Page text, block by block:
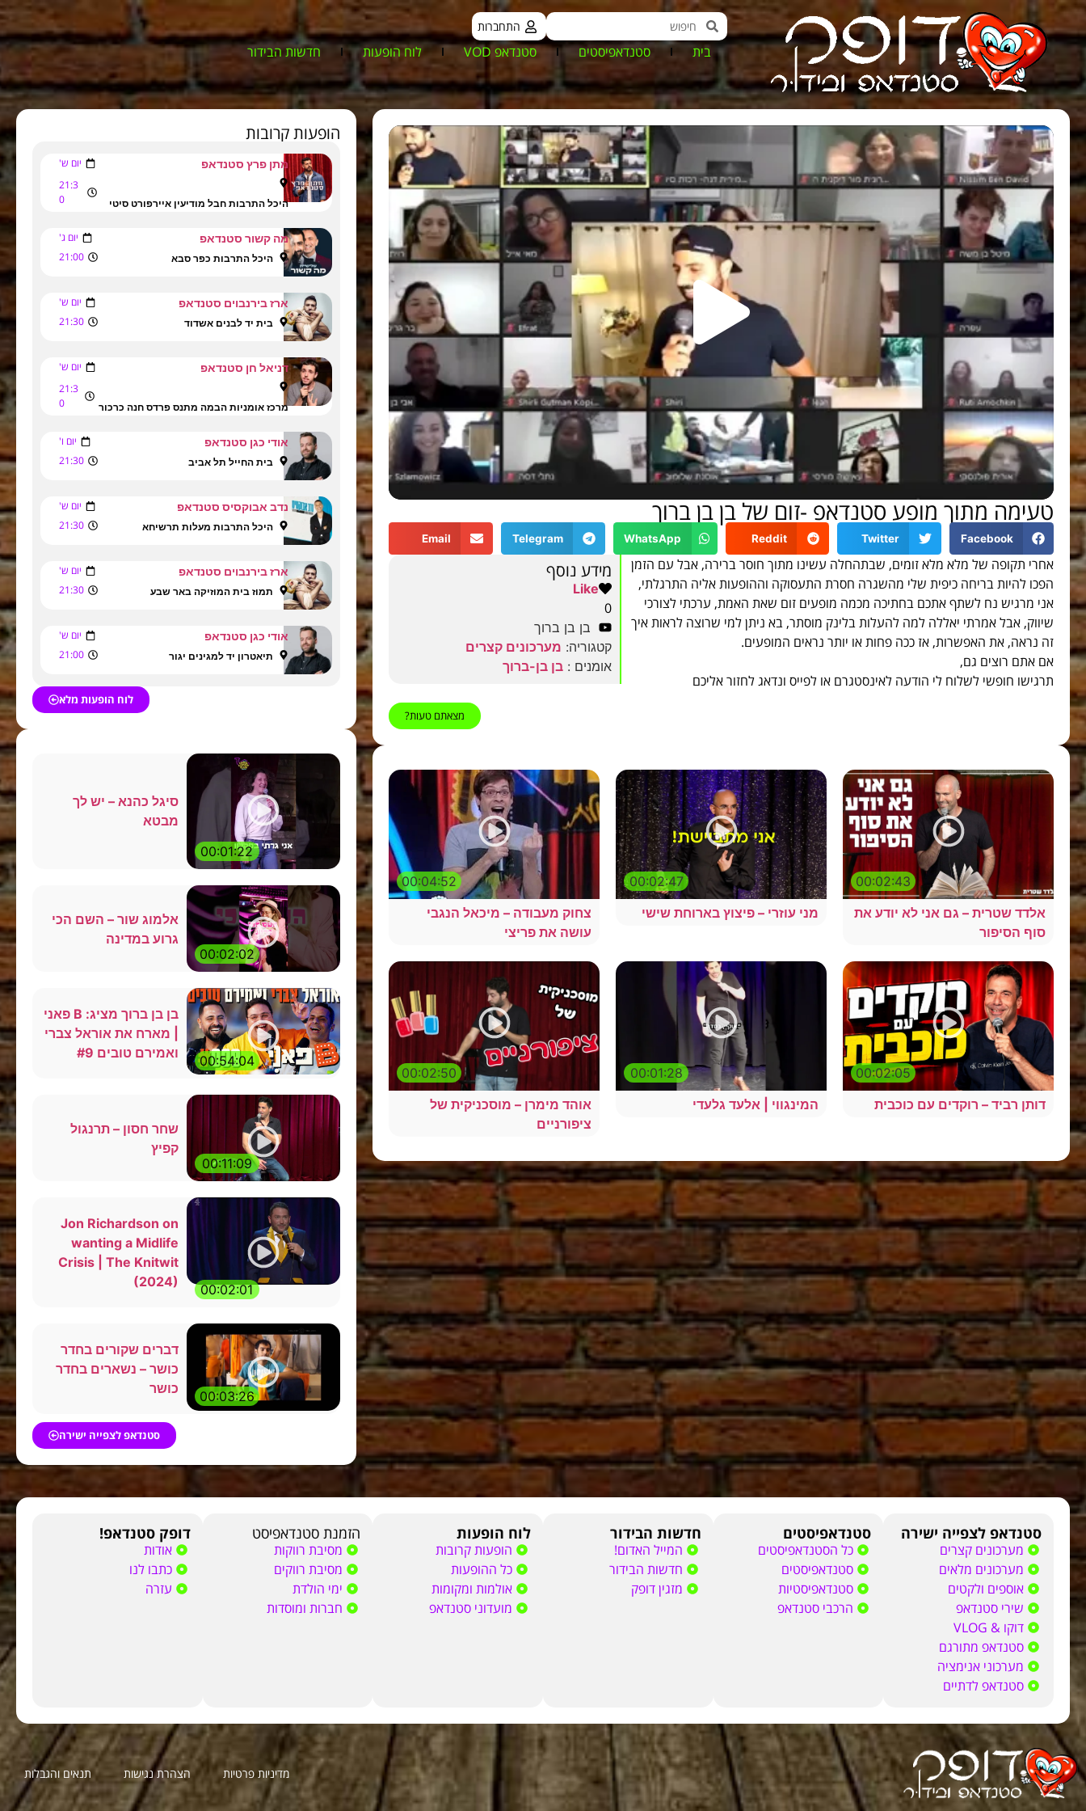
התחברות
בית סטנדאפיסטים סטנדאפ VOD לוח הופעות חדשות הבידור
טעימה מתוך מופע סטנדאפ -זום של בן בן ברוך
Facebook
Twitter
Reddit
WhatsApp
Telegram
Email
אחרי תקופה של מלא מלא זומים, שבתהחלה עשינו מתוך חוסר ברירה, אבל עם הזמן
הפכו להיות בריחה כיפית שלי מהשגרה חסרת התעסוקה וההופעות אליה התרגלתי,
אני מרגיש נח לשתף אתכם בחתיכה מכמה מופעים זום שאת האמת, ערכתי לצורכי
שיווק, אבל אמרתי יאללה למה להעלות בלינק מוסתר, בא ניתן למי שרוצה לראות איך
זה נראה, את האפשרות, אז ככה פחות או יותר נראים המופעים.
אם אתם רוצים גם,
תרגישו חופשי לשלוח לי הודעה לאינסטגרם או לפייס ונדאג לחזור אליכם
מידע נוסף
Like
0
בן בן ברוך
קטגוריה: מערכונים קצרים
אומנים : בן בן-ברוך
מצאתם טעות?
00:02:43
אלדד שטרית – גם אני לא יודע את
סוף הסיפור
00:02:47
מני עוזרי – פיצוץ בארוחת שישי
00:04:52
צחוק מעבודה – מיכאל הנגבי
עושה את פריצי
00:02:05
דותן רביד – רוקדים עם כוכבית
00:01:28
המינגווי | אלעד גלעדי
00:02:50
אוהד מימרן – מוסכניקית של
ציפורניים
הופעות קרובות
מתן פרץ סטנדאפ יום ש'
היכל התרבות חבל מודיעין איירפורט סיטי
21:3
0
מה קשור סטנדאפ יום ג'
היכל התרבות כפר סבא 21:00
ארז בירנבוים סטנדאפ יום ש'
בית יד לבנים אשדוד 21:30
דניאל חן סטנדאפ יום ש'
מרכז אומניות הבמה מתנס פרדס חנה כרכור
21:3
0
אודי כגן סטנדאפ יום ו'
בית החייל תל אביב 21:30
נדב אבוקסיס סטנדאפ יום ש'
היכל התרבות מעלות תרשיחא 21:30
ארז בירנבוים סטנדאפ יום ש'
תמוז בית המוזיקה באר שבע 21:30
אודי כגן סטנדאפ יום ש'
תיאטרון יד למגינים יגור 21:00
לוח הופעות מלא
00:01:22
סיגל כהנא – יש לך
מבטא
00:02:02
אלמוג שור – השם הכי
גרוע במדינה
00:54:04
בן בן ברוך מציג: B פאני
| מארח את אוראל צברי
ואמירם טובים #9
00:11:09
שחר חסון – תרנגול
קפיץ
00:02:01
Jon Richardson on
wanting a Midlife
Crisis | The Knitwit
(2024)
00:03:26
דברים שקורים בחדר
כושר – נשארים בחדר
כושר
סטנדאפ לצפייה ישירה
סטנדאפ לצפייה ישירה
מערכונים קצרים
מערכונים מלאים
אוספים ולקטים
שירי סטנדאפ
דוקו & VLOG
סטנדאפ מתורגם
מערכוני אנימציה
סטנדאפ לדתיים
סטנדאפיסטים
כל הסטנדאפיסטים
סטנדאפיסטים
סטנדאפיסטיות
הרכבי סטנדאפ
חדשות הבידור
המייל האדום!
חדשות הבידור
מזגין דופק
לוח הופעות
הופעות קרובות
כל ההופעות
אולמות ומקומות
מועדוני סטנדאפ
הזמנת סטנדאפיסט
מסיבת רווקות
מסיבת רווקים
ימי הולדת
חברות ומוסדות
דופק סטנדאפ!
אודות
כתבו לנו
עזרה
מדיניות פרטיות הצהרת נגישות תנאים והגבלות